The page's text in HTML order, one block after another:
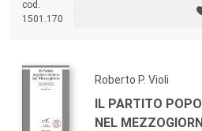
dell’apparato burocratico e
difetti, nonché il più generale grado di
cod.
1501.170
Roberto P. Violi
IL PARTITO
NEL